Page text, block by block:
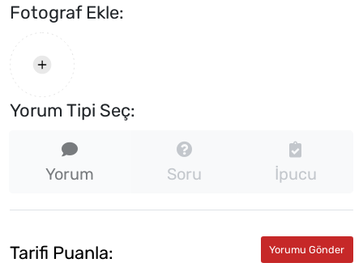
Fotograf Ekle:
Yorum Tipi Seç:
Yorum Soru İpucu
Tarifi Puanla: